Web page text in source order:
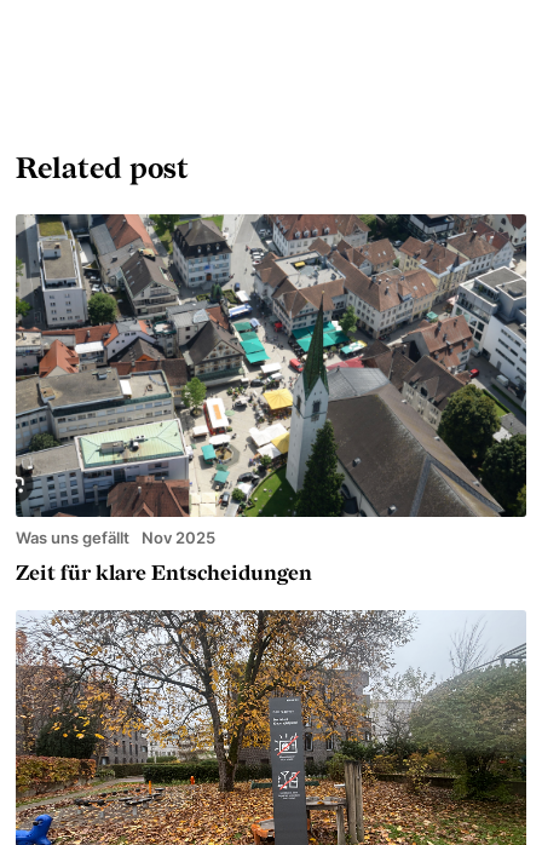
Related post
Was uns gefällt Nov 2025
Zeit für klare Entscheidungen